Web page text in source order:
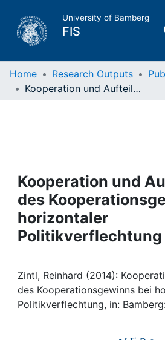
University of Bamberg
FIS
Home
Projects
People
Institutions
Awards
My FIS
Home Research Outputs
Kooperation und Aufteilung des Kooperationsgewinns bei horizontaler Politikverflechtung
Kooperation und
des
horizontaler
Politikverflechtung
Zintl, Reinhard (2014):
des Kooperationsgewinns bei
Politikverflechtung, in: